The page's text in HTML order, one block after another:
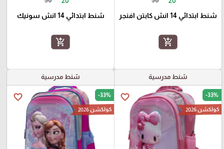
شنط ابتدائي 14 انش كابتن افنجر
add_shopping_cart
شنط ابتدائي 14 انش سونيك
add_shopping_cart
شنط مدرسية
favorite_border -33%
كولكشن 2026
شنط مدرسية
favorite_border -33%
كولكشن 2026